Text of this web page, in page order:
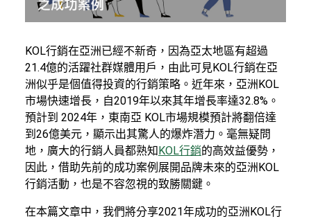
KOL行銷在亞洲已經不新奇，因為亞太地區有超過
21.4億的活躍社群媒體用戶，由此可見KOL行銷在亞
洲似乎是個值得投資的行銷策略。近年來，亞洲KOL
市場快速增長，自2019年以來其年增長率達32.8%。
預計到 2024年，東南亞 KOL市場規模預計將翻倍達
到26億美元，顯示出其驚人的爆炸潛力。毫無疑問
地，廣大的行銷人員都熟知KOL行銷的高效益優勢，
因此，借助先前的成功案例展開品牌未來的亞洲KOL
行銷活動，也是不容忽視的致勝關鍵。
在本篇文章中，我們將分享2021年成功的亞洲KOL行